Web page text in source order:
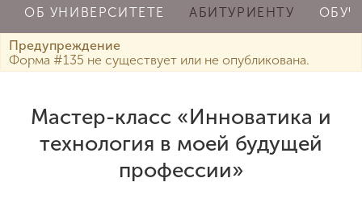
Об университете
ОБ УНИВЕРСИТЕТЕ АБИТУРИЕНТУ
Предупреждение
Форма #135 не существует или не опубликована.
Мастер-класс «Инноватика и
технология в моей будущей
профессии»